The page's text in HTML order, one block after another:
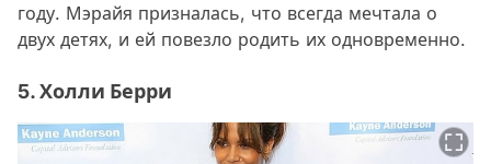
году. Мэрайя призналась, что всегда мечтала о
двух детях, и ей повезло родить их одновременно.
5. Холли Берри